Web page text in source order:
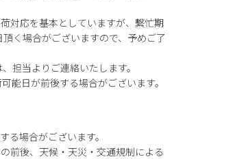
対応を基本としていますが、繫忙期
く場合がございますので、予めご了
担当よりご連絡いたします。
能日が前後する場合がございます。
る場合がございます。
前後、天候・天災・交通規制による